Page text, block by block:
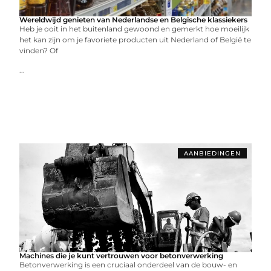
Wereldwijd genieten van Nederlandse en Belgische klassiekers
Heb je ooit in het buitenland gewoond en gemerkt hoe moeilijk
het kan zijn om je favoriete producten uit Nederland of België te
vinden? Of
...
AANBIEDINGEN
Machines die je kunt vertrouwen voor betonverwerking
Betonverwerking is een cruciaal onderdeel van de bouw- en